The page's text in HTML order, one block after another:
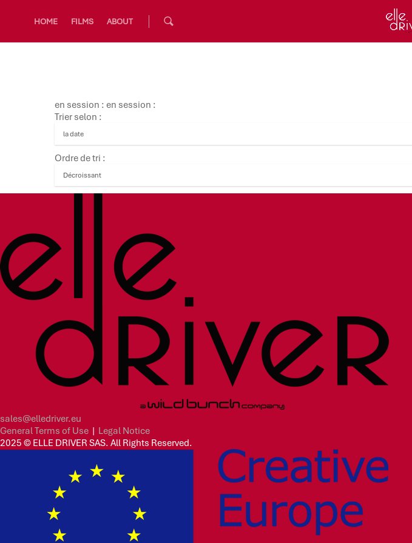
HOME FILMS ABOUT
en session : en session :
Trier selon :
Ordre de tri :
sales@elledriver.eu
General Terms of Use | Legal Notice
2025 © ELLE DRIVER SAS. All Rights Reserved.